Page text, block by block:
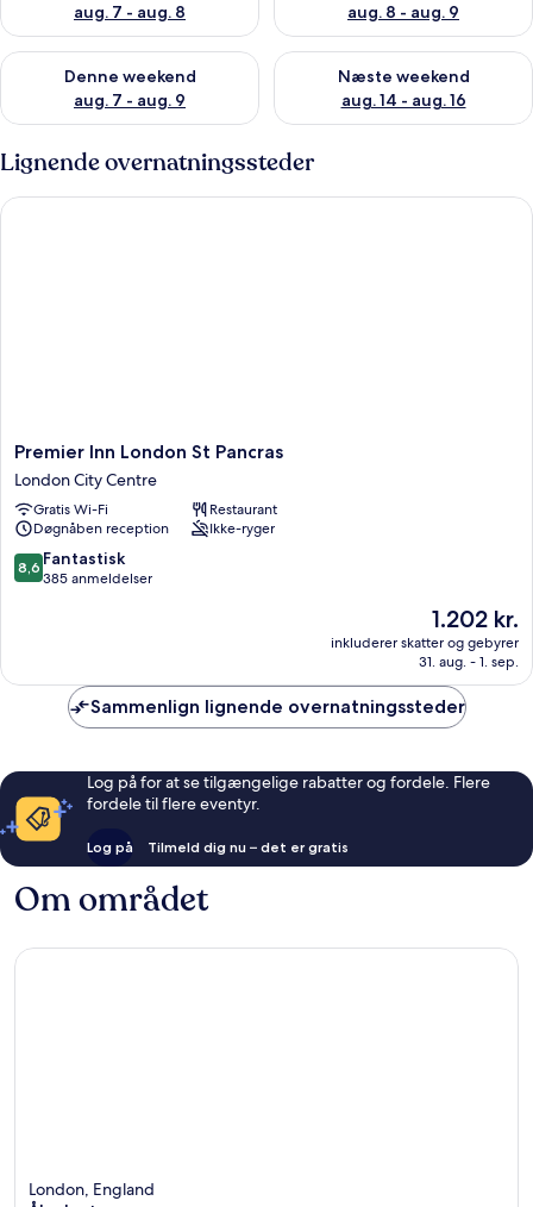
aug. 7 - aug. 8
aug. 8 - aug. 9
Denne weekend
aug. 7 - aug. 9
Tjek tilgængelighed for denne weekend aug. 7 - aug. 9
Næste weekend
aug. 14 - aug. 16
Tjek tilgængelighed for næste
Lignende overnatningssteder
Premier
Inn
London
St
Pancras
London
City
Premier Inn London St Pancras
London City Centre
Gratis Wi-Fi
Restaurant
Døgnåben reception
Ikke-ryger
8.6
ud
anmeldelser
8,6 Fantastisk
385 anmeldelser
Prisen
er
1.202 kr.
1.202 kr.
inkluderer skatter og gebyrer
31. aug. - 1. sep.
Premier Inn London St Pancras
Sammenlign lignende overnatningssteder
Log på for at se tilgængelige rabatter og fordele. Flere
fordele til flere eventyr.
Log på Tilmeld dig nu – det er gratis
Om området
London, England